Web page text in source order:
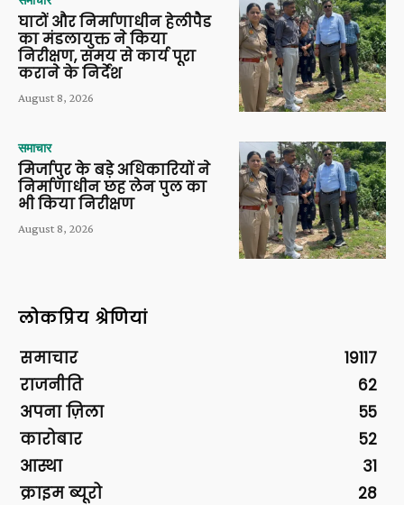
घाटों और निर्माणाधीन हेलीपैड
का मंडलायुक्त ने किया
निरीक्षण, समय से कार्य पूरा
कराने के निर्देश
August 8, 2026
समाचार
मिर्जापुर के बड़े अधिकारियों ने
निर्माणाधीन छह लेन पुल का
भी किया निरीक्षण
August 8, 2026
लोकप्रिय श्रेणियां
समाचार
19117
राजनीति
62
अपना ज़िला
55
कारोबार
52
आस्था
31
क्राइम ब्यूरो
28